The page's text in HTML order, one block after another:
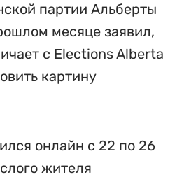
партии Альберты
месяце заявил,
с Elections Alberta
картину
онлайн с 22 по 26
жителя